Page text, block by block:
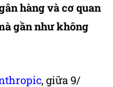
hàng và cơ quan
gần như không
, giữa 9/